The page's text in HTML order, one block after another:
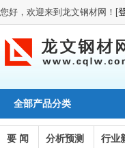
您好，欢迎来到龙文钢材网！[
全部产品分类
要 闻 分析预测 行业